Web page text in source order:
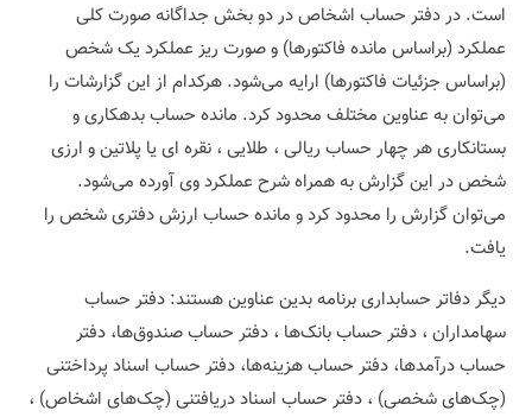
است. در دفتر حساب اشخاص در دو بخش جداگانه صورت کلی
عملکرد (براساس مانده فاکتورها) و صورت ریز عملکرد یک شخص
(براساس جزئیات فاکتورها) ارایه می‌شود. هرکدام از این گزارشات را
می‌توان به عناوین مختلف محدود کرد. مانده حساب بدهکاری و
بستانکاری هر چهار حساب ریالی ، طلایی ، نقره ای یا پلاتین و ارزی
شخص در این گزارش به همراه شرح عملکرد وی آورده می‌شود.
می‌توان گزارش را محدود کرد و مانده حساب ارزش دفتری شخص را
یافت.
دیگر دفاتر حسابداری برنامه بدین عناوین هستند: دفتر حساب
سهامداران ، دفتر حساب بانک‌ها ، دفتر حساب صندوق‌ها، دفتر
حساب درآمدها، دفتر حساب هزینه‌ها، دفتر حساب اسناد پرداختنی
(چک‌های شخصی) ، دفتر حساب اسناد دریافتنی (چک‌های اشخاص) ،